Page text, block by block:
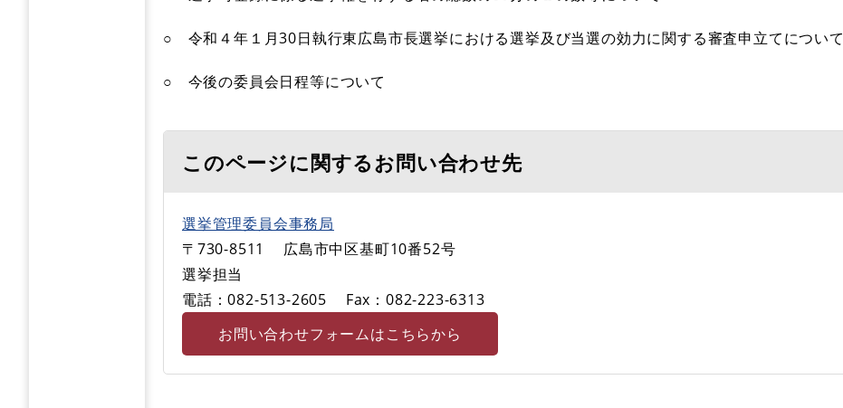
○ 令和４年１月30日執行東広島市長選挙における選挙及び当選の効力に関する審査申立てについて
○ 今後の委員会日程等について
このページに関するお問い合わせ先
選挙管理委員会事務局
〒730-8511
広島市中区基町10番52号
選挙担当
電話：082-513-2605
Fax：082-223-6313
お問い合わせフォームはこちらから